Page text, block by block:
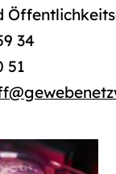
34
51
@